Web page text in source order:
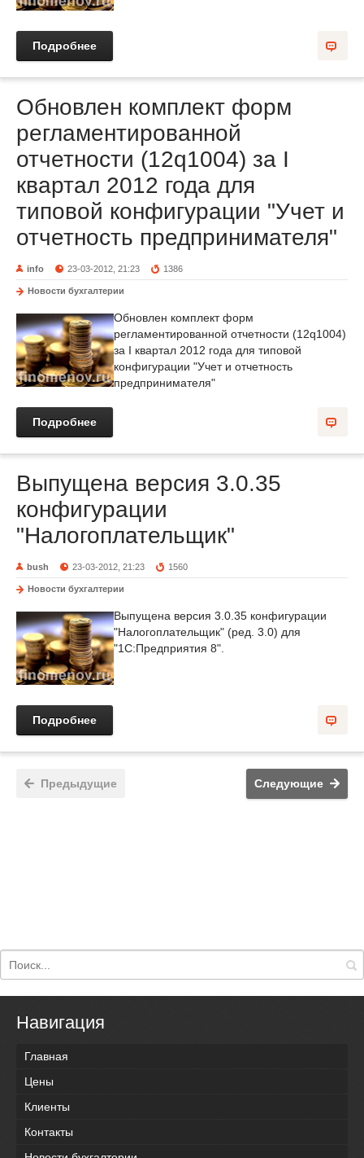
Подробнее
Обновлен комплект форм
регламентированной
отчетности (12q1004) за I
квартал 2012 года для
типовой конфигурации "Учет и
отчетность предпринимателя"
info 23-03-2012, 21:23 1386
Новости бухгалтерии
Обновлен комплект форм
регламентированной отчетности (12q1004)
за I квартал 2012 года для типовой
конфигурации "Учет и отчетность
предпринимателя"
Подробнее
Выпущена версия 3.0.35
конфигурации
"Налогоплательщик"
bush 23-03-2012, 21:23 1560
Новости бухгалтерии
Выпущена версия 3.0.35 конфигурации
"Налогоплательщик" (ред. 3.0) для
"1С:Предприятия 8".
Подробнее
Предыдущие Следующие
Навигация
Главная
Цены
Клиенты
Контакты